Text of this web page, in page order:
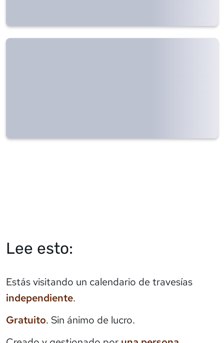
Lee esto:
Estás visitando un calendario de travesías
independiente.
Gratuito. Sin ánimo de lucro.